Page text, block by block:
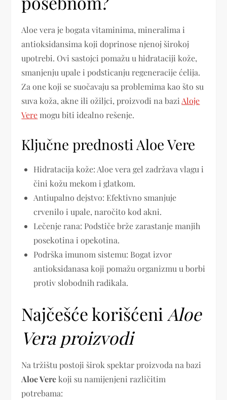
Aloe vera je bogata vitaminima, mineralima i
antioksidansima koji doprinose njenoj širokoj
upotrebi. Ovi sastojci pomažu u hidrataciji kože,
smanjenju upale i podsticanju regeneracije ćelija.
Za one koji se suočavaju sa problemima kao što su
suva koža, akne ili ožiljci, proizvodi na bazi Aloje
Vere mogu biti idealno rešenje.
Ključne prednosti Aloe Vere
Hidratacija kože: Aloe vera gel zadržava vlagu i
čini kožu mekom i glatkom.
Antiupalno dejstvo: Efektivno smanjuje
crvenilo i upale, naročito kod akni.
Lečenje rana: Podstiče brže zarastanje manjih
posekotina i opekotina.
Podrška imunom sistemu: Bogat izvor
antioksidanasa koji pomažu organizmu u borbi
protiv slobodnih radikala.
Najčešće korišćeni Aloe
Vera proizvodi
Na tržištu postoji širok spektar proizvoda na bazi
Aloe Verekoji su namijenjeni različitim
potrebama: